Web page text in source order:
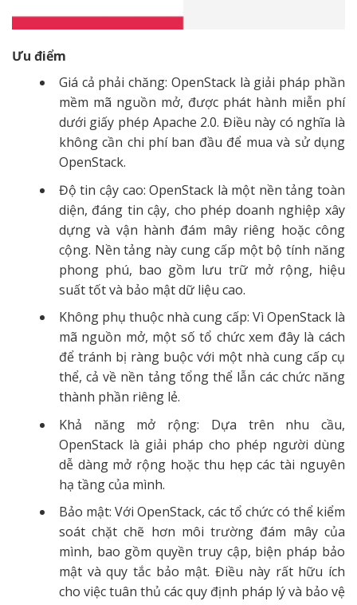
Ưu điểm
Giá cả phải chăng: OpenStack là giải pháp phần
mềm mã nguồn mở, được phát hành miễn phí
dưới giấy phép Apache 2.0. Điều này có nghĩa là
không cần chi phí ban đầu để mua và sử dụng
OpenStack.
Độ tin cậy cao: OpenStack là một nền tảng toàn
diện, đáng tin cậy, cho phép doanh nghiệp xây
dựng và vận hành đám mây riêng hoặc công
cộng. Nền tảng này cung cấp một bộ tính năng
phong phú, bao gồm lưu trữ mở rộng, hiệu
suất tốt và bảo mật dữ liệu cao.
Không phụ thuộc nhà cung cấp: Vì OpenStack là
mã nguồn mở, một số tổ chức xem đây là cách
để tránh bị ràng buộc với một nhà cung cấp cụ
thể, cả về nền tảng tổng thể lẫn các chức năng
thành phần riêng lẻ.
Khả năng mở rộng: Dựa trên nhu cầu,
OpenStack là giải pháp cho phép người dùng
dễ dàng mở rộng hoặc thu hẹp các tài nguyên
hạ tầng của mình.
Bảo mật: Với OpenStack, các tổ chức có thể kiểm
soát chặt chẽ hơn môi trường đám mây của
mình, bao gồm quyền truy cập, biện pháp bảo
mật và quy tắc bảo mật. Điều này rất hữu ích
cho việc tuân thủ các quy định pháp lý và bảo vệ